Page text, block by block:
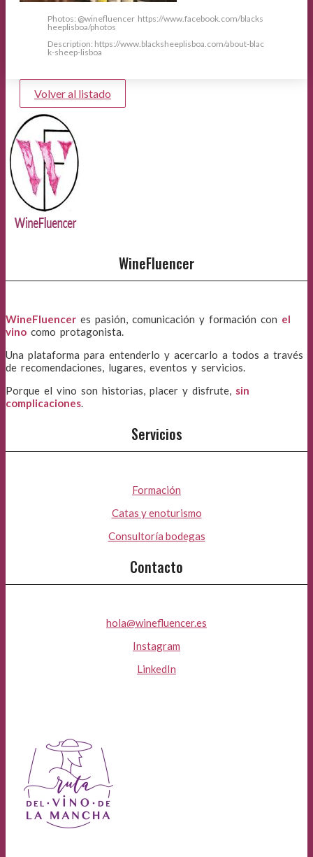
Photos: @winefluencer https://www.facebook.com/blacks
heeplisboa/photos
Description: https://www.blacksheeplisboa.com/about-blac
k-sheep-lisboa
Volver al listado
WineFluencer
WineFluencer es pasión, comunicación y formación con el
vino como protagonista.
Una plataforma para entenderlo y acercarlo a todos a través
de recomendaciones, lugares, eventos y servicios.
Porque el vino son historias, placer y disfrute, sin
complicaciones.
Servicios
Formación
Catas y enoturismo
Consultoría bodegas
Contacto
hola@winefluencer.es
Instagram
LinkedIn